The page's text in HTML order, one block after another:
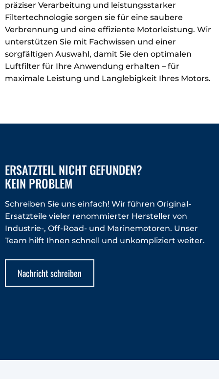
präziser Verarbeitung und leistungsstarker
Filtertechnologie sorgen sie für eine saubere
Verbrennung und eine effiziente Motorleistung. Wir
unterstützen Sie mit Fachwissen und einer
sorgfältigen Auswahl, damit Sie den optimalen
Luftfilter für Ihre Anwendung erhalten – für
maximale Leistung und Langlebigkeit Ihres Motors.
ERSATZTEIL NICHT GEFUNDEN?
KEIN PROBLEM
Schreiben Sie uns einfach! Wir führen Original-
Ersatzteile vieler renommierter Hersteller von
Industrie-, Off-Road- und Marinemotoren. Unser
Team hilft Ihnen schnell und unkompliziert weiter.
Nachricht schreiben